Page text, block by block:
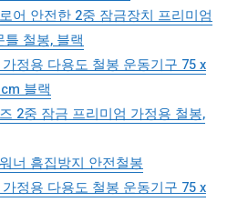
어 안전한 2중 잠금장치 프리미엄
틀 철봉, 블랙
정용 다용도 철봉 운동기구 75 x
블랙
2중 잠금 프리미엄 가정용 철봉,
너 흠집방지 안전철봉
정용 다용도 철봉 운동기구 75 x